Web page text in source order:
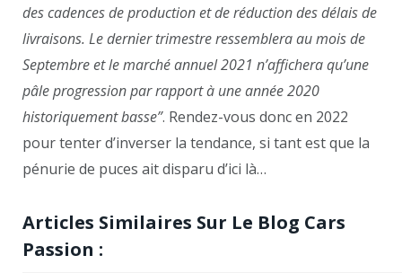
des cadences de production et de réduction des délais de
livraisons. Le dernier trimestre ressemblera au mois de
Septembre et le marché annuel 2021 n’affichera qu’une
pâle progression par rapport à une année 2020
historiquement basse”. Rendez-vous donc en 2022
pour tenter d’inverser la tendance, si tant est que la
pénurie de puces ait disparu d’ici là…
Articles Similaires Sur Le Blog Cars
Passion :